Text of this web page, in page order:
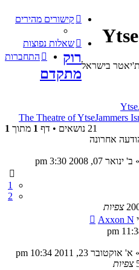
בישראל
קישורים מהירים
שאלות נפוצות
התחברות
The Theatre of YtseJammers
רוק
מתקדם
21 נושאים • דף 1 מתוך 1
אחרונה
» ב' ינואר 07, 2008 3:30 pm
1
2
צפיות
Axxon N
» א' אוקטובר 23, 2011 10:34 pm
צפיות